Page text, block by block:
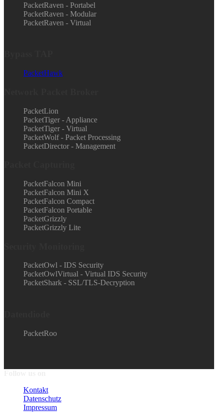
PacketRaven - Portabel
PacketRaven - Modular
PacketRaven - Virtual
PacketHawk
PacketLion
PacketTiger - Appliance
PacketTiger - Virtual
PacketWolf - Packet Processing
PacketDirector - Management
PacketFalcon Mini
PacketFalcon Mini X
PacketFalcon Compact
PacketFalcon Portable
PacketGrizzly
PacketGrizzly Lite
PacketOwl - IDS Security
PacketOwlVirtual - Virtual IDS Security
PacketShark - SSL/TLS-Decryption
PacketRoo
Kontakt
Datenschutz
Impressum